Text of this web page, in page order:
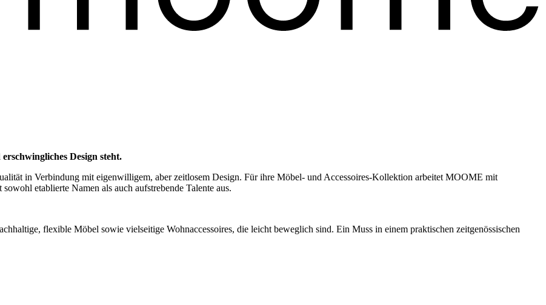
Design steht.
in Verbindung mit eigenwilligem, aber zeitlosem Design. Für ihre Möbel- und Accessoires-Kollektion arbeitet MOOME mit
etablierte Namen als auch aufstrebende Talente aus.
flexible Möbel sowie vielseitige Wohnaccessoires, die leicht beweglich sind. Ein Muss in einem praktischen zeitgenössischen